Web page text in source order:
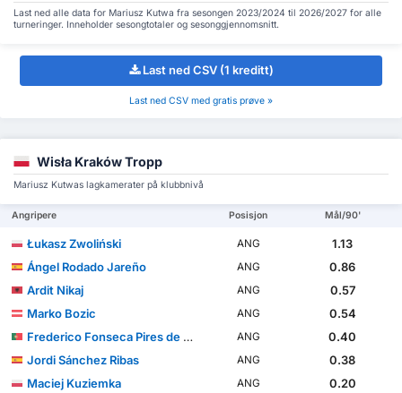
Last ned alle data for Mariusz Kutwa fra sesongen 2023/2024 til 2026/2027 for alle
turneringer. Inneholder sesongtotaler og sesonggjennomsnitt.
Last ned CSV (1 kreditt)
Last ned CSV med gratis prøve »
Wisła Kraków Tropp
Mariusz Kutwas lagkamerater på klubbnivå
Angripere Posisjon Mål/90'
Łukasz Zwoliński ANG
1.13
Ángel Rodado Jareño
ANG
0.86
Ardit Nikaj
ANG
0.57
Marko Bozic
ANG
0.54
Frederico Fonseca Pires de Almeida Duarte
ANG
0.40
Jordi Sánchez Ribas
ANG
0.38
Maciej Kuziemka
ANG 0.20